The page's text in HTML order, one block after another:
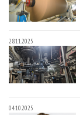
28.11.2025
04.10.2025